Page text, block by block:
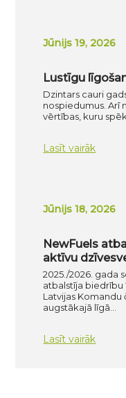
Jūnijs 19, 2026
Lustīgu
Dzintars cauri
nospiedumus. Arī
vērtības, kuru
Lasīt vairāk
Jūnijs 18, 2026
NewFuels
aktīvu
2025./2026. gada
atbalstīja biedrību
Latvijas
augstākajā līgā…
Lasīt vairāk